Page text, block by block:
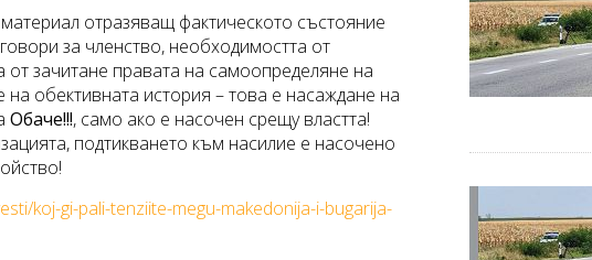
отразяващ фактическото състояние
за членство, необходимостта от
зачитане правата на самоопределяне на
обективната история – това е насаждане на
Обаче!!!, само ако е насочен срещу властта!
подтикването към насилие е насочено
koj-gi-pali-tenziite-megu-makedonija-i-bugarija-